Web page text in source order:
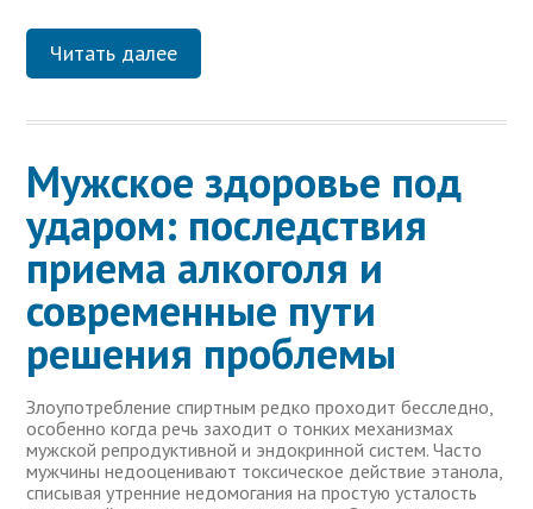
Читать далее
Мужское здоровье под
ударом: последствия
приема алкоголя и
современные пути
решения проблемы
Злоупотребление спиртным редко проходит бесследно,
особенно когда речь заходит о тонких механизмах
мужской репродуктивной и эндокринной систем. Часто
мужчины недооценивают токсическое действие этанола,
списывая утренние недомогания на простую усталость